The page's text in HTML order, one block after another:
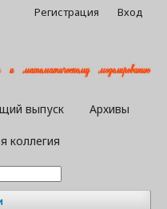
выпуск Архивы
коллегия
Регистрация Вход